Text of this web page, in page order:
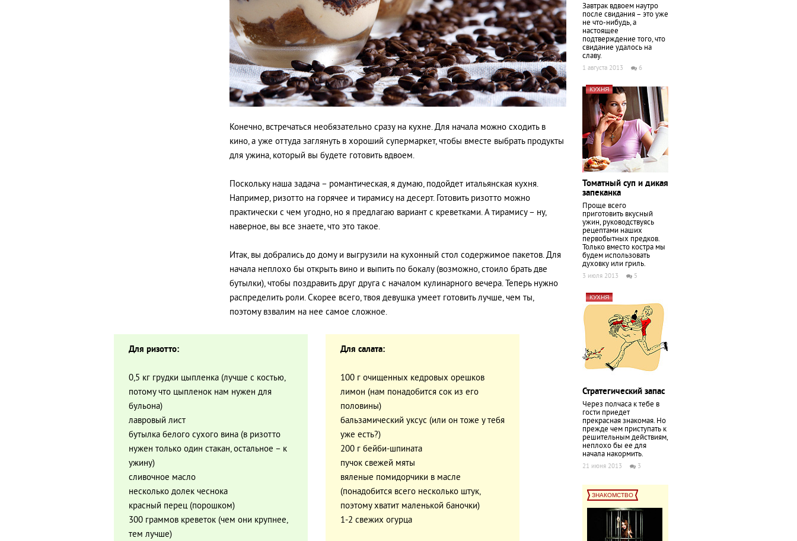
Завтрак вдвоем наутро
после свидания – это уже
не что-нибудь, а
настоящее
подтверждение того, что
свидание удалось на
славу.
1 августа 2013 6
КУХНЯ
Томатный суп и дикая
запеканка
Проще всего
приготовить вкусный
ужин, руководствуясь
рецептами наших
первобытных предков.
Только вместо костра мы
будем использовать
духовку или гриль.
3 июля 2013 5
КУХНЯ
Стратегический запас
Через полчаса к тебе в
гости приедет
прекрасная знакомая. Но
прежде чем приступать к
решительным действиям,
неплохо бы ее для
начала накормить.
21 июня 2013 3
ЗНАКОМСТВО
Конечно, встречаться необязательно сразу на кухне. Для начала можно сходить в
кино, а уже оттуда заглянуть в хороший супермаркет, чтобы вместе выбрать продукты
для ужина, который вы будете готовить вдвоем.
Поскольку наша задача – романтическая, я думаю, подойдет итальянская кухня.
Например, ризотто на горячее и тирамису на десерт. Готовить ризотто можно
практически с чем угодно, но я предлагаю вариант с креветками. А тирамису – ну,
наверное, вы все знаете, что это такое.
Итак, вы добрались до дому и выгрузили на кухонный стол содержимое пакетов. Для
начала неплохо бы открыть вино и выпить по бокалу (возможно, стоило брать две
бутылки), чтобы поздравить друг друга с началом кулинарного вечера. Теперь нужно
распределить роли. Скорее всего, твоя девушка умеет готовить лучше, чем ты,
поэтому взвалим на нее самое сложное.
Для ризотто:
0,5 кг грудки цыпленка (лучше с костью,
потому что цыпленок нам нужен для
бульона)
лавровый лист
бутылка белого сухого вина (в ризотто
нужен только один стакан, остальное – к
ужину)
сливочное масло
несколько долек чеснока
красный перец (порошком)
300 граммов креветок (чем они крупнее,
тем лучше)
Для салата:
100 г очищенных кедровых орешков
лимон (нам понадобится сок из его
половины)
бальзамический уксус (или он тоже у тебя
уже есть?)
200 г бейби-шпината
пучок свежей мяты
вяленые помидорчики в масле
(понадобится всего несколько штук,
поэтому хватит маленькой баночки)
1-2 свежих огурца